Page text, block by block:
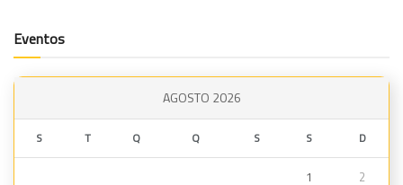
Eventos
AGOSTO 2026
S T Q Q S S D
1 2